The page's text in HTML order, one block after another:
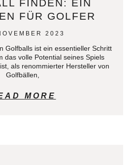
FINDEN: EIN
FÜR GOLFER
2023
Golfballs ist ein essentieller Schritt
das volle Potential seines Spiels
als renommierter Hersteller von
Golfbällen,
MORE